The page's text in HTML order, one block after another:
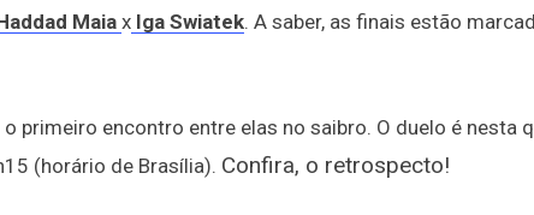
Maia x Iga Swiatek. A saber, as finais estão
primeiro encontro entre elas no saibro. O duelo é nesta
(horário de Brasília). Confira, o retrospecto!